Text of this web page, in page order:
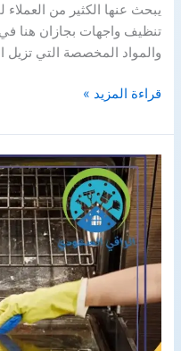
يبحث عنها الكثير من
تنظيف واجهات بجازان هنا في
والمواد المخصصة التي تزيل
شركة
واجهات
بجازان
قراءة المزيد »